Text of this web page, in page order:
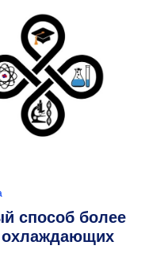
способ более
охлаждающих